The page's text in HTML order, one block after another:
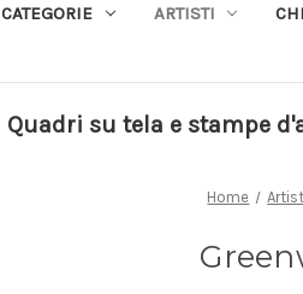
CATEGORIE ARTISTI
Quadri su tela e stampe
Home